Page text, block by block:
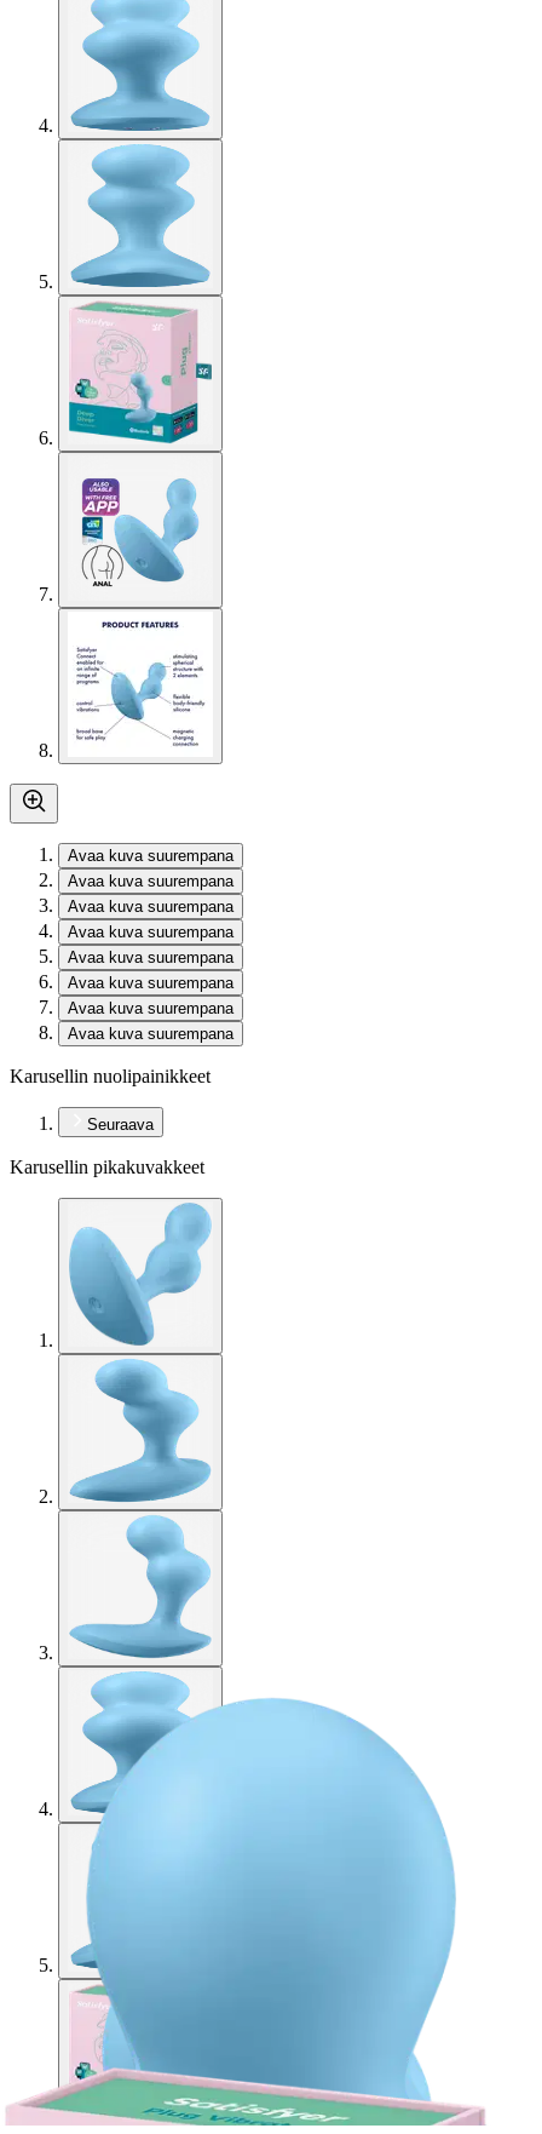
Avaa kuva suurempana
Avaa kuva suurempana
Avaa kuva suurempana
Avaa kuva suurempana
Avaa kuva suurempana
Avaa kuva suurempana
Avaa kuva suurempana
Avaa kuva suurempana
Karusellin nuolipainikkeet
Seuraava
Karusellin pikakuvakkeet